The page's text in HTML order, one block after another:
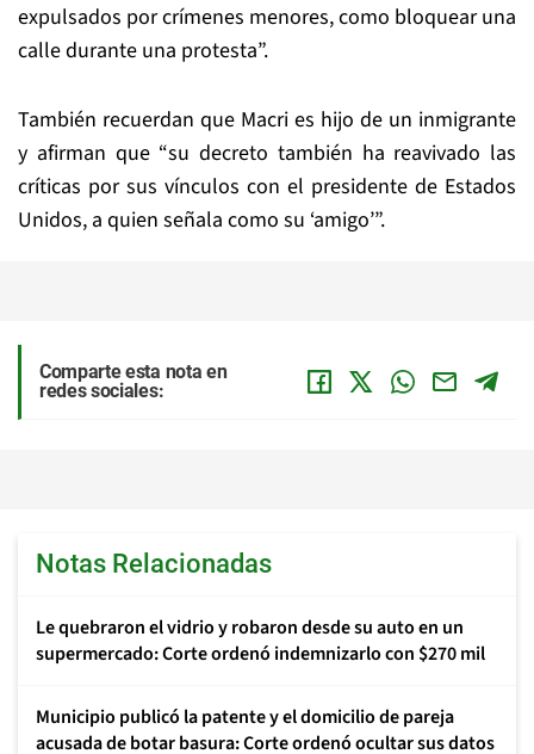
expulsados por crímenes menores, como bloquear una
calle durante una protesta”.
También recuerdan que Macri es hijo de un inmigrante
y afirman que “su decreto también ha reavivado las
críticas por sus vínculos con el presidente de Estados
Unidos, a quien señala como su ‘amigo’”.
Comparte esta nota en
redes sociales:
Notas Relacionadas
Le quebraron el vidrio y robaron desde su auto en un
supermercado: Corte ordenó indemnizarlo con $270 mil
Municipio publicó la patente y el domicilio de pareja
acusada de botar basura: Corte ordenó ocultar sus datos